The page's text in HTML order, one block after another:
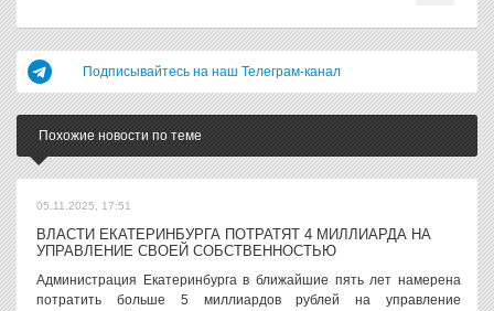
Подписывайтесь на наш Телеграм-канал
Похожие новости по теме
05.11.2025, 17:51
ВЛАСТИ ЕКАТЕРИНБУРГА ПОТРАТЯТ 4 МИЛЛИАРДА НА
УПРАВЛЕНИЕ СВОЕЙ СОБСТВЕННОСТЬЮ
Администрация Екатеринбурга в ближайшие пять лет намерена
потратить больше 5 миллиардов рублей на управление